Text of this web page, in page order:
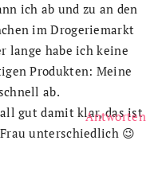
ich ab und zu an den
im Drogeriemarkt
lange habe ich keine
Produkten: Meine
ab.
gut damit klar, das ist
unterschiedlich 😉
Antworten